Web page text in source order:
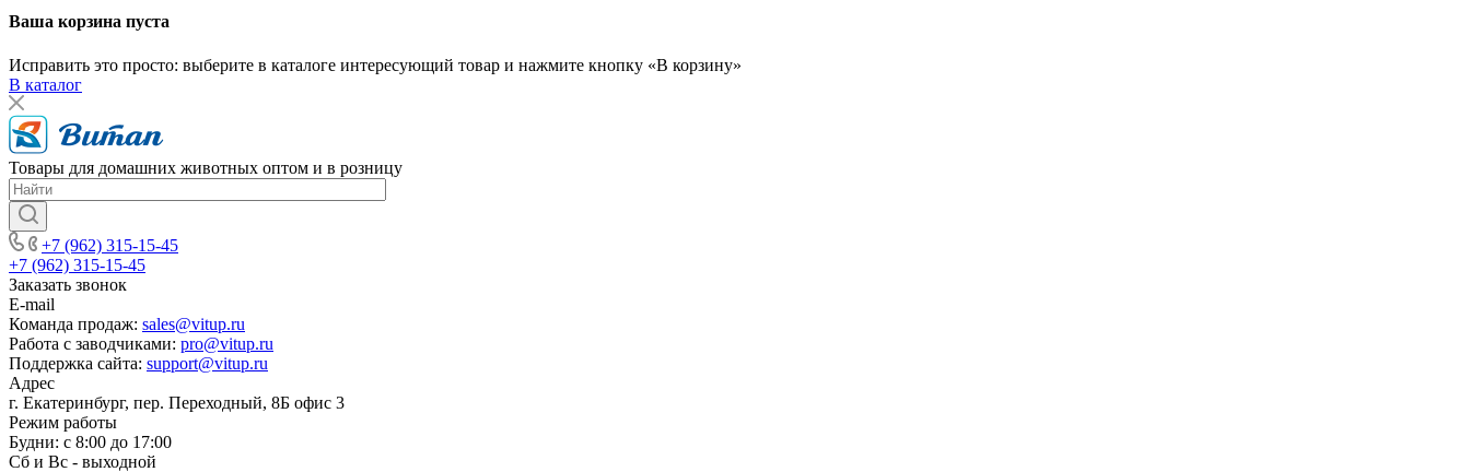
Ваша корзина пуста
Исправить это просто: выберите в каталоге интересующий товар и нажмите кнопку «В корзину»
В каталог
Товары для домашних животных оптом и в розницу
+7 (962) 315-15-45
+7 (962) 315-15-45
Заказать звонок
E-mail
Команда продаж: sales@vitup.ru
Работа с заводчиками: pro@vitup.ru
Поддержка сайта: support@vitup.ru
Адрес
г. Екатеринбург, пер. Переходный, 8Б офис 3
Режим работы
Будни: с 8:00 до 17:00
Сб и Вс - выходной